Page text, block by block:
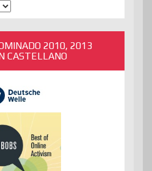
2010, 2013
CASTELLANO